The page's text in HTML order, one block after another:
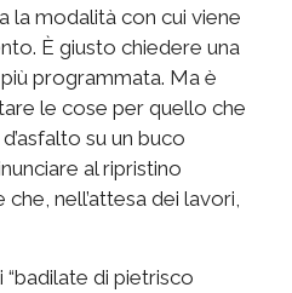
la modalità con cui viene
È giusto chiedere una
programmata. Ma è
le cose per quello che
su un buco
al ripristino
nell’attesa dei lavori,
di pietrisco